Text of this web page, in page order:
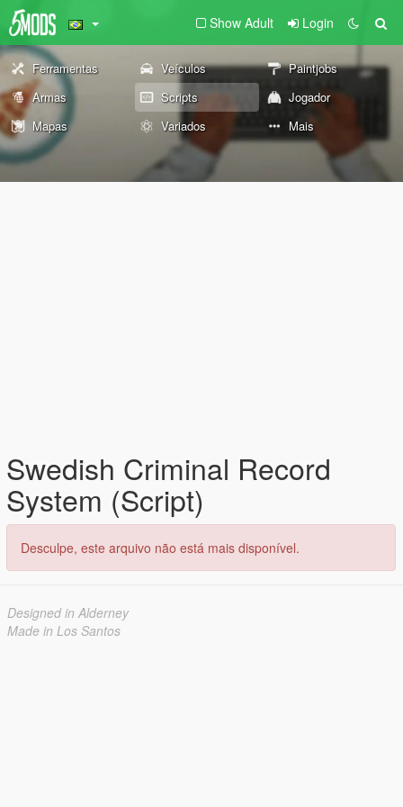
Show Adult Login
Ferramentas Veículos
Paintjobs
Armas
Scripts
Jogador
Mapas
Variados Mais
Swedish Criminal Record
System (Script)
Desculpe, este arquivo não está mais disponível.
Designed in Alderney
Made in Los Santos